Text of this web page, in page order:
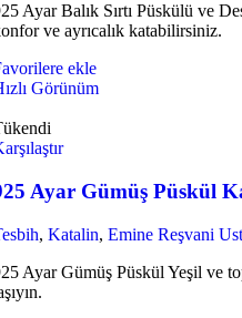
Ayar Balık Sırtı Püskülü ve
ve ayrıcalık katabilirsiniz.
ekle
Görünüm
Ayar Gümüş Püskül
, Katalin, Emine Reşvani
Ayar Gümüş Püskül Yeşil ve